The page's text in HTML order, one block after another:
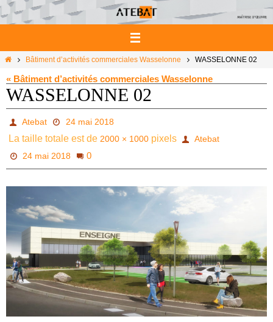
Passer
vers
le
HomeBâtiment d’activités commerciales Wasselonne WASSELONNE 02
« Bâtiment d’activités commerciales Wasselonne
WASSELONNE 02
Atebat 24 mai 2018
La taille totale est de 2000 × 1000 pixels
Atebat
24 mai 2018
0